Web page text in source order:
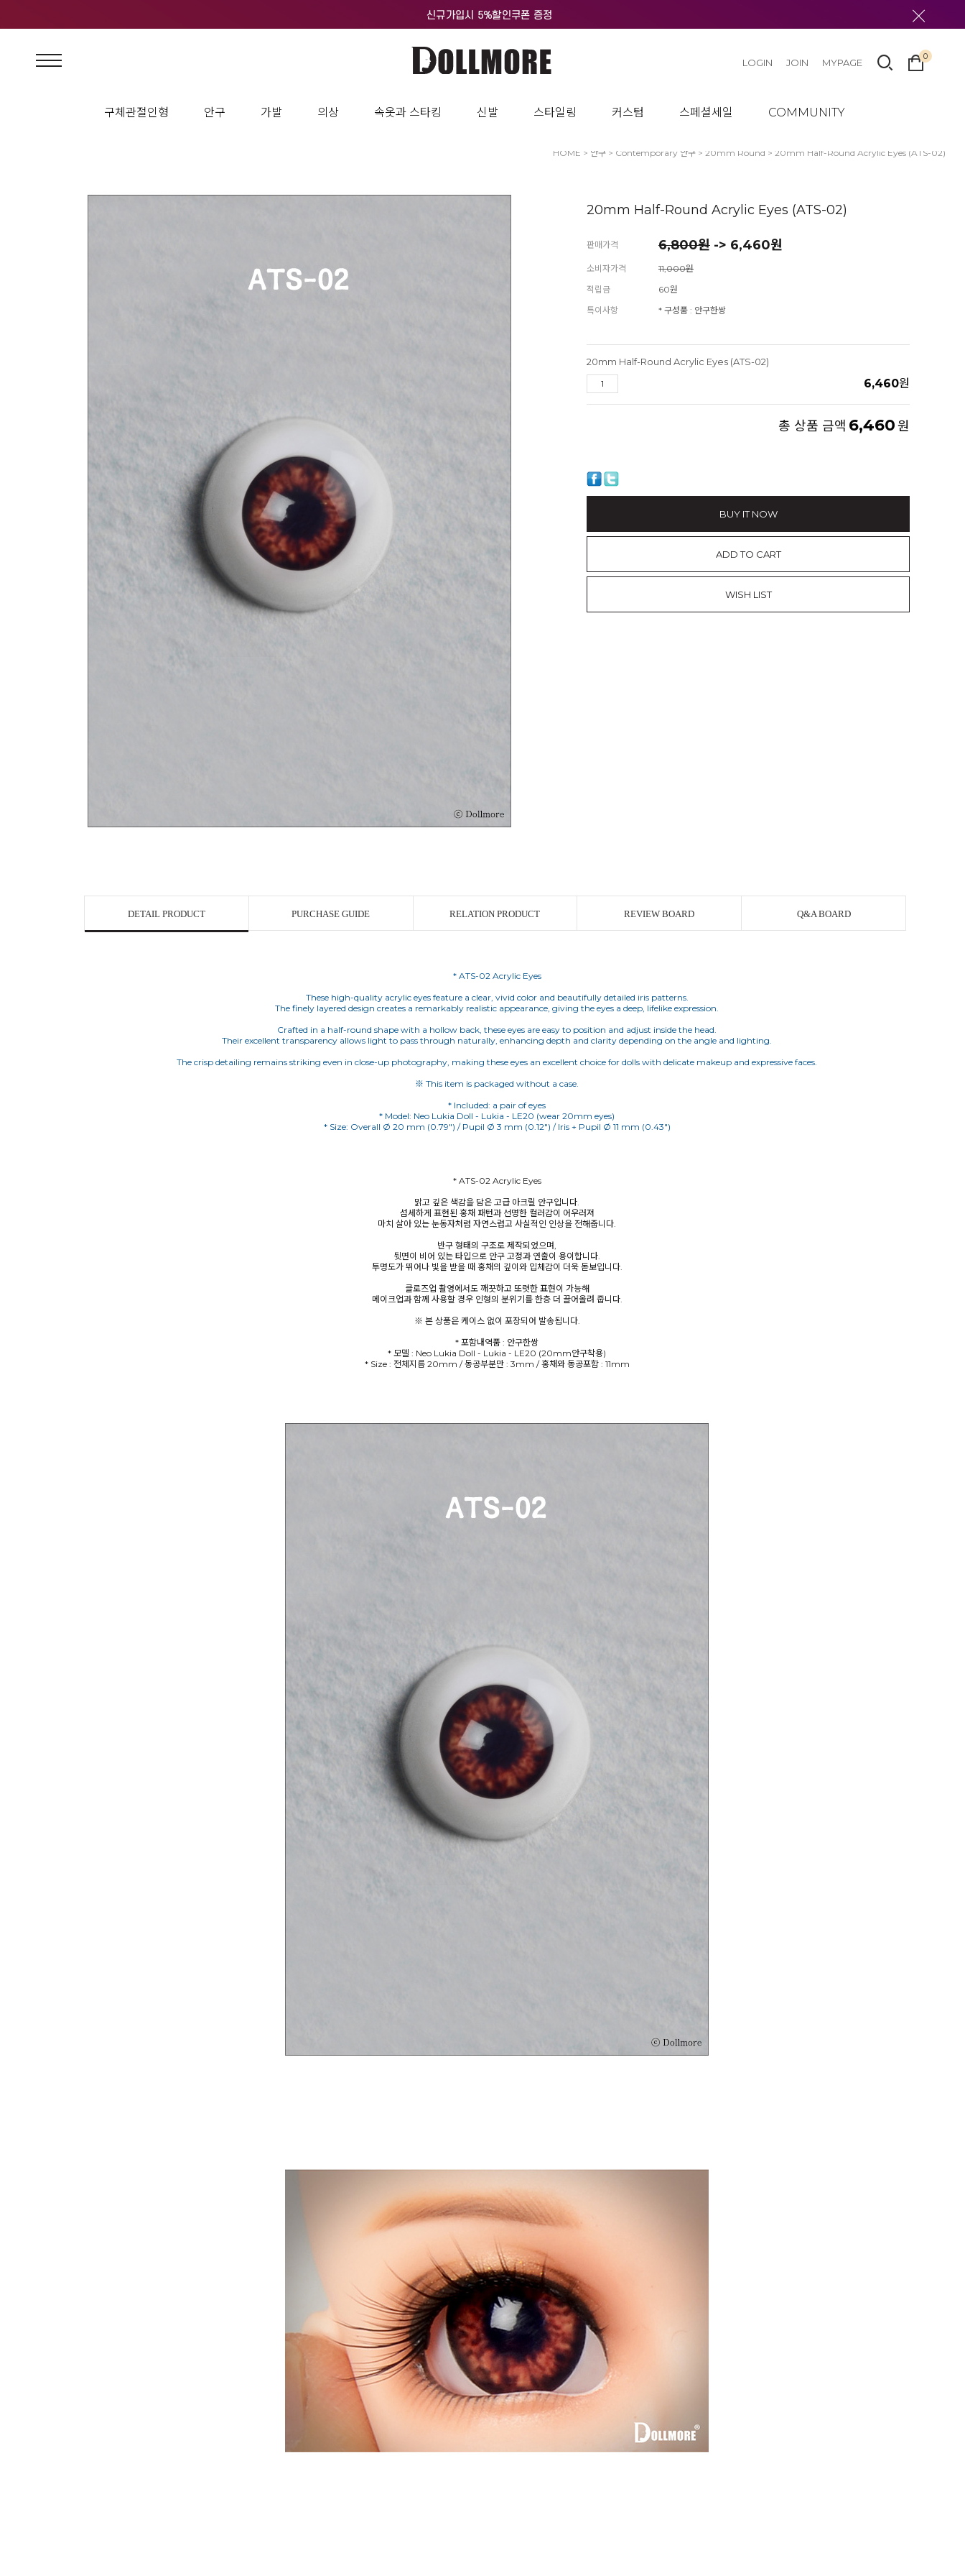
구체관절인형 안구 가발 의상 속옷과 스타킹 신발 스타일링 커스텀 스페셜세일 COMMUNITY
LOGIN JOIN MYPAGE
0
HOME > 안구 > Contemporary 안구 > 20mm Round > 20mm Half-Round Acrylic Eyes (ATS-02)
20mm Half-Round Acrylic Eyes (ATS-02)
판매가격 6,800원 -> 6,460원
소비자가격
11,000원
적립금
60원
특이사항
* 구성품 : 안구한쌍
20mm Half-Round Acrylic Eyes (ATS-02)
6,460원
총 상품 금액 6,460원
BUY IT NOW
ADD TO CART
WISH LIST
DETAIL PRODUCT PURCHASE GUIDE RELATION PRODUCT REVIEW BOARD Q&A BOARD
* ATS-02 Acrylic Eyes
These high-quality acrylic eyes feature a clear, vivid color and beautifully detailed iris patterns.
The finely layered design creates a remarkably realistic appearance, giving the eyes a deep, lifelike expression.
Crafted in a half-round shape with a hollow back, these eyes are easy to position and adjust inside the head.
Their excellent transparency allows light to pass through naturally, enhancing depth and clarity depending on the angle and lighting.
The crisp detailing remains striking even in close-up photography, making these eyes an excellent choice for dolls with delicate makeup and expressive faces.
※ This item is packaged without a case.
* Included: a pair of eyes
* Model: Neo Lukia Doll - Lukia - LE20 (wear 20mm eyes)
* Size: Overall Ø 20 mm (0.79") / Pupil Ø 3 mm (0.12") / Iris + Pupil Ø 11 mm (0.43")
* ATS-02 Acrylic Eyes
맑고 깊은 색감을 담은 고급 아크릴 안구입니다.
섬세하게 표현된 홍채 패턴과 선명한 컬러감이 어우러져
마치 살아 있는 눈동자처럼 자연스럽고 사실적인 인상을 전해줍니다.
반구 형태의 구조로 제작되었으며,
뒷면이 비어 있는 타입으로 안구 고정과 연출이 용이합니다.
투명도가 뛰어나 빛을 받을 때 홍채의 깊이와 입체감이 더욱 돋보입니다.
클로즈업 촬영에서도 깨끗하고 또렷한 표현이 가능해
메이크업과 함께 사용할 경우 인형의 분위기를 한층 더 끌어올려 줍니다.
※ 본 상품은 케이스 없이 포장되어 발송됩니다.
* 포함내역품 : 안구한쌍
* 모델 : Neo Lukia Doll - Lukia - LE20 (20mm안구착용)
* Size : 전체지름 20mm / 동공부분만 : 3mm / 홍채와 동공포함 : 11mm